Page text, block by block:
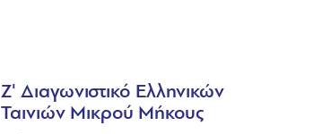
Ζ' Διαγωνιστικό Ελληνικών
Ταινιών Μικρού Μήκους